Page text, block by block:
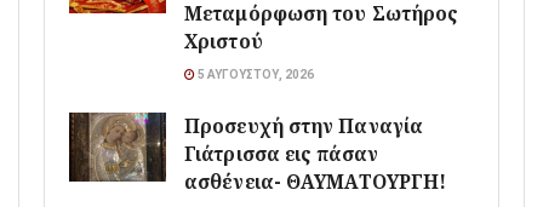
Μεταμόρφωση του Σωτήρος
Χριστού
5 ΑΥΓΟΎΣΤΟΥ, 2026
Προσευχή στην Παναγία
Γιάτρισσα εις πάσαν
ασθένεια- ΘΑΥΜΑΤΟΥΡΓΗ!